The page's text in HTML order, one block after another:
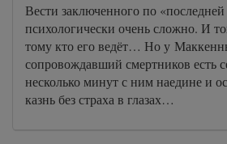
Вести заключенного по
психологически очень сложно. И
тому кто его ведёт… Но у
сопровождавший смертников есть
несколько минут с ним наедине и
казнь без страха в глазах…